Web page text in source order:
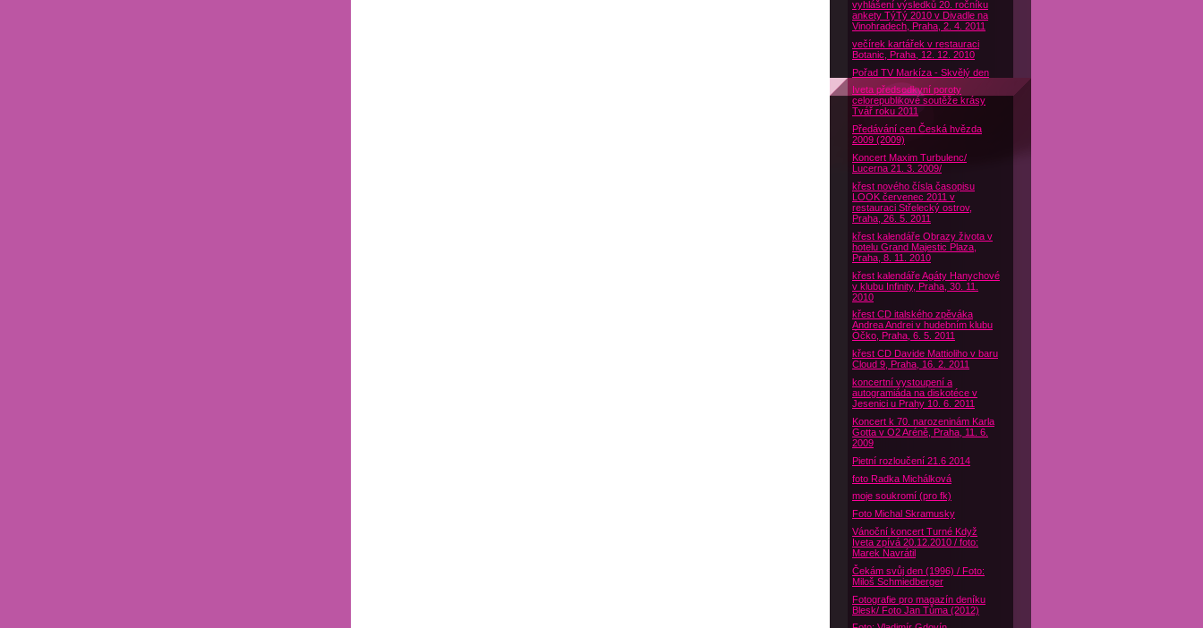
vyhlášení výsledků 20. ročníku
ankety TýTý 2010 v Divadle na
Vinohradech, Praha, 2. 4. 2011
večírek kartářek v restauraci
Botanic, Praha, 12. 12. 2010
Pořad TV Markíza - Skvělý den
Iveta předsedkyní poroty
celorepublikové soutěže krásy
Tvář roku 2011
Předávání cen Česká hvězda
2009 (2009)
Koncert Maxim Turbulenc/
Lucerna 21. 3. 2009/
křest nového čísla časopisu
LOOK červenec 2011 v
restauraci Střelecký ostrov,
Praha, 26. 5. 2011
křest kalendáře Obrazy života v
hotelu Grand Majestic Plaza,
Praha, 8. 11. 2010
křest kalendáře Agáty Hanychové
v klubu Infinity, Praha, 30. 11.
2010
křest CD italského zpěváka
Andrea Andrei v hudebním klubu
Óčko, Praha, 6. 5. 2011
křest CD Davide Mattioliho v baru
Cloud 9, Praha, 16. 2. 2011
koncertní vystoupení a
autogramiáda na diskotéce v
Jesenici u Prahy 10. 6. 2011
Koncert k 70. narozeninám Karla
Gotta v O2 Aréně, Praha, 11. 6.
2009
Pietní rozloučení 21.6 2014
foto Radka Michálková
moje soukromí (pro fk)
Foto Michal Skramusky
Vánoční koncert Turné Když
Iveta zpívá 20.12.2010 / foto:
Marek Navrátil
Čekám svůj den (1996) / Foto:
Miloš Schmiedberger
Fotografie pro magazín deníku
Blesk/ Foto Jan Tůma (2012)